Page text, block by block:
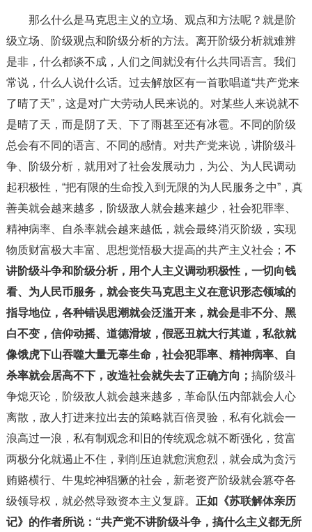
那么什么是马克思主义的立场、观点和方法呢？就是阶
级立场、阶级观点和阶级分析的方法。离开阶级分析就难辨
是非，什么都谈不成，人们之间就没有什么共同语言。我们
常说，什么人说什么话。过去解放区有一首歌唱道“共产党来
了晴了天”，这是对广大劳动人民来说的。对某些人来说就不
是晴了天，而是阴了天、下了雨甚至还有冰雹。不同的阶级
总会有不同的语言、不同的感情。对共产党来说，讲阶级斗
争、阶级分析，就用对了社会发展动力，为公、为人民调动
起积极性，“把有限的生命投入到无限的为人民服务之中”，真
善美就会越来越多，阶级敌人就会越来越少，社会犯罪率、
精神病率、自杀率就会越来越低，就会最终消灭阶级，实现
物质财富极大丰富、思想觉悟极大提高的共产主义社会； 不
讲阶级斗争和阶级分析，用个人主义调动积极性，一切向钱
看、为人民币服务，就会丧失马克思主义在意识形态领域的
指导地位，各种错误思潮就会泛滥开来，就会是非不分、黑
白不变，信仰动摇、道德滑坡，假恶丑就大行其道，私欲就
像饿虎下山吞噬大量无辜生命，社会犯罪率、精神病率、自
杀率就会居高不下，改造社会就失去了正确方向； 搞阶级斗
争熄灭论，阶级敌人就会越来越多，革命队伍内部就会人心
离散，敌人打进来拉出去的策略就百倍灵验，私有化就会一
浪高过一浪，私有制观念和旧的传统观念就不断强化，贫富
两极分化就遏止不住，剥削压迫就愈演愈烈，就会成为贪污
贿赂横行、牛鬼蛇神猖獗的社会，新老资产阶级就会篡夺各
级领导权，就必然导致资本主义复辟。 正如《苏联解体亲历
记》的作者所说：“共产党不讲阶级斗争，搞什么主义都无所